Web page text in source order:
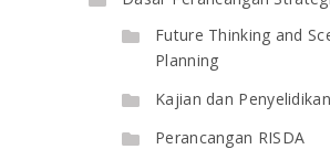
Future Thinking and
Planning
Kajian dan Penyelidikan
Perancangan RISDA